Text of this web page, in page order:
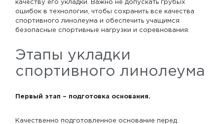
качеству его укладки. Важно не допускать грубых
ошибок в технологии, чтобы сохранить все качества
спортивного линолеума и обеспечить учащимся
безопасные спортивные нагрузки и соревнования.
Этапы укладки
спортивного линолеума
Первый этап – подготовка основания.
Качественно подготовленное основание перед